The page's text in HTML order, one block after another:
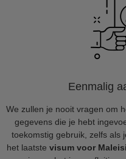
Eenmalig
We zullen je nooit vragen om
gegevens die je hebt
toekomstig gebruik, zelfs als
het laatste visum voor